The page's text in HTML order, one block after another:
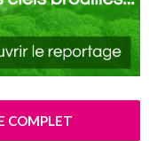
COMPLET